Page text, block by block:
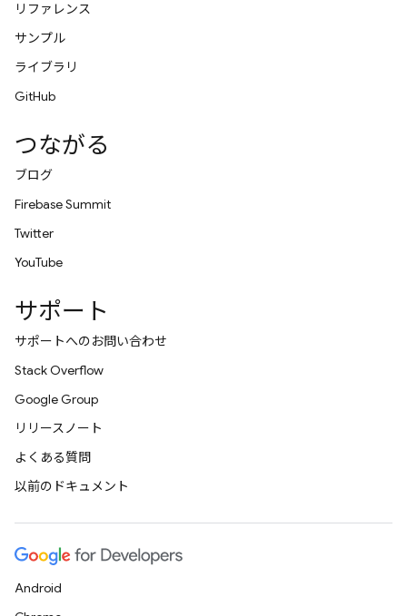
リファレンス
サンプル
ライブラリ
GitHub
つながる
ブログ
Firebase Summit
Twitter
YouTube
サポート
サポートへのお問い合わせ
Stack Overflow
Google Group
リリースノート
よくある質問
以前のドキュメント
Android